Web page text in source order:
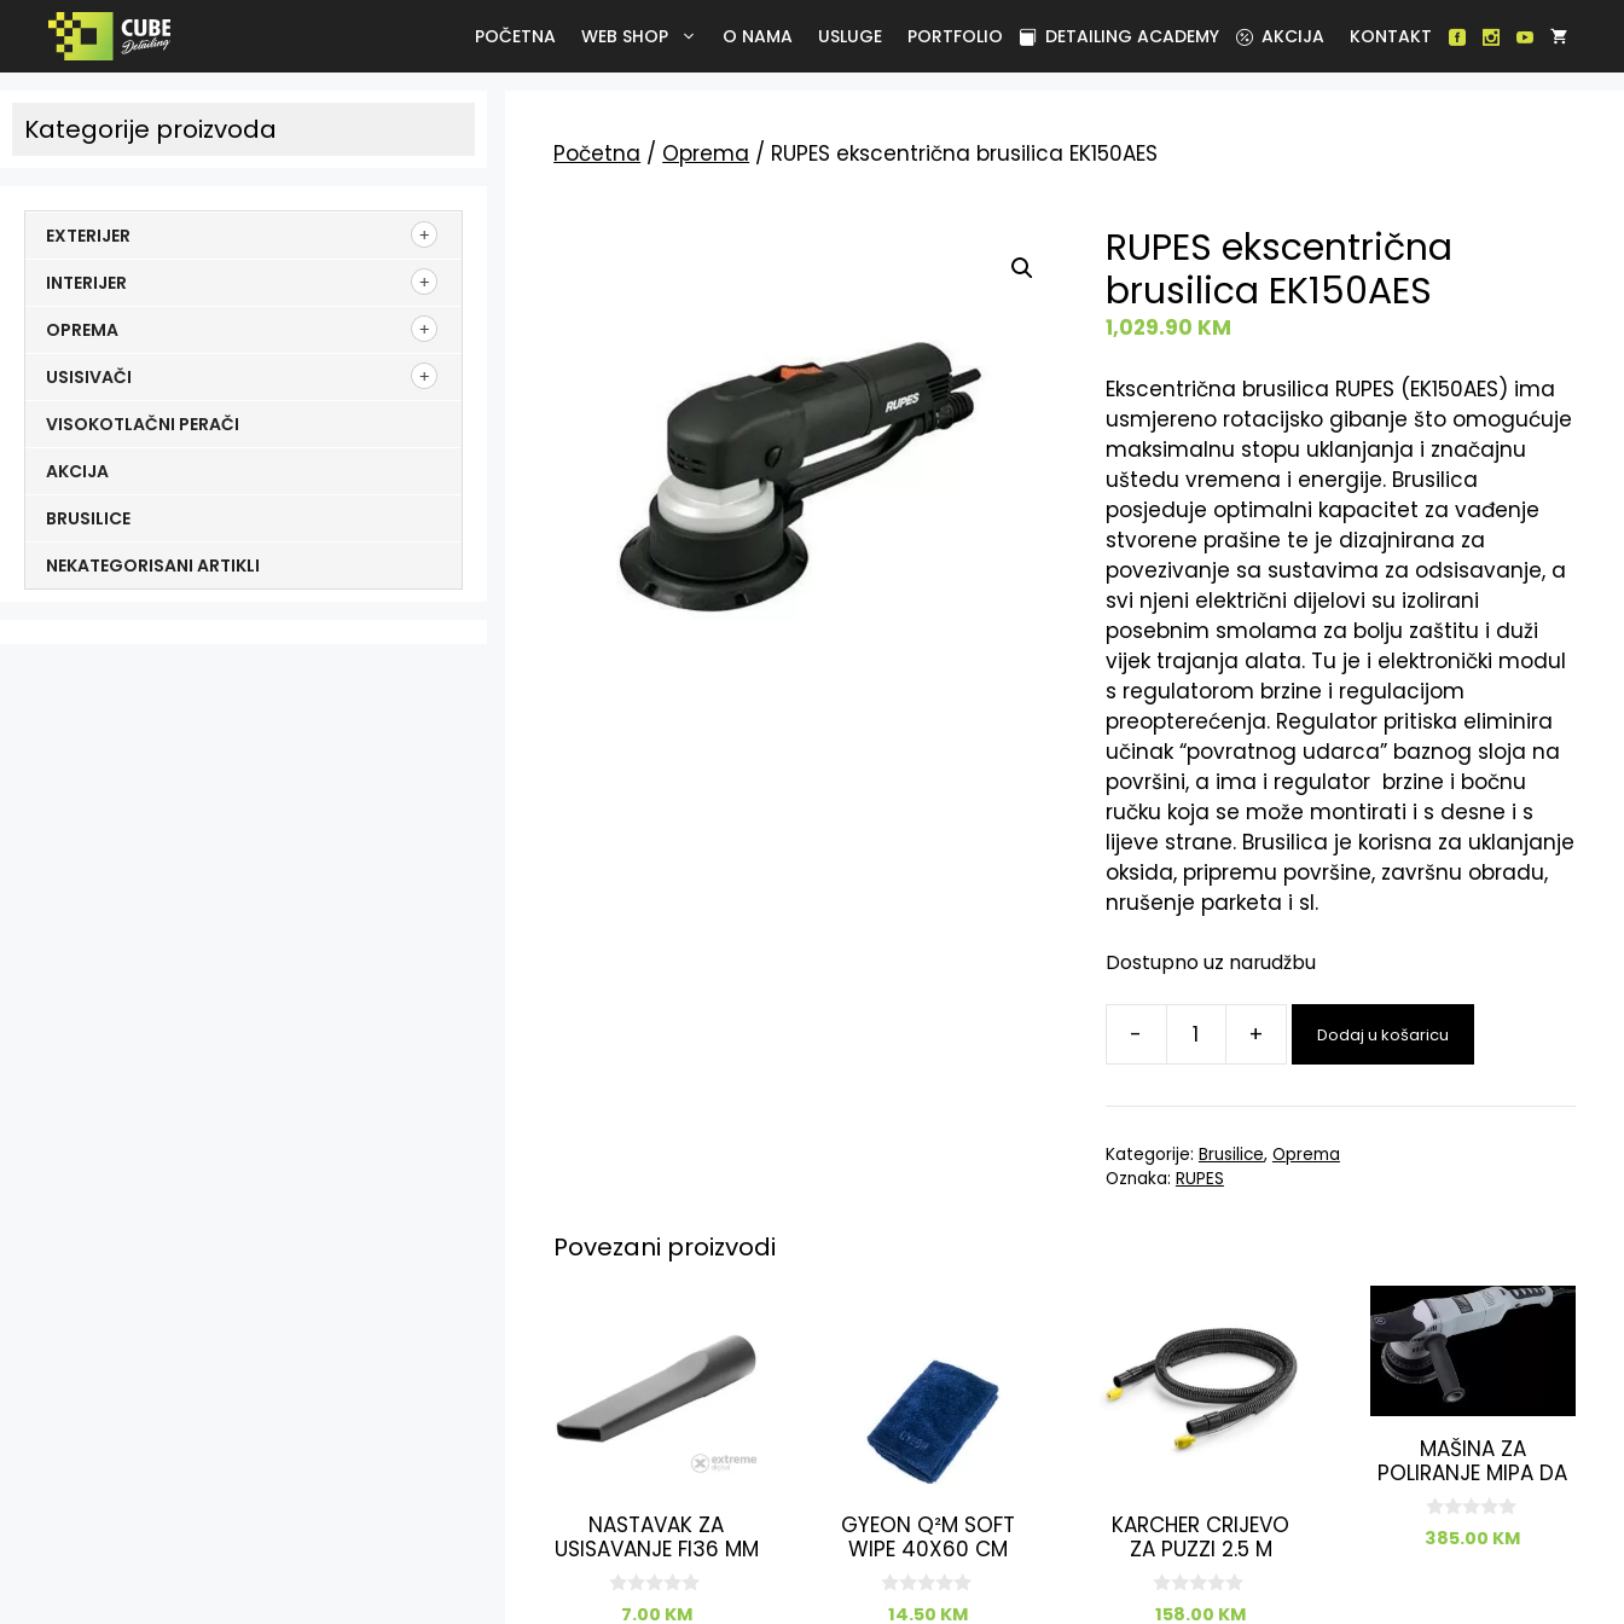
POČETNA WEB SHOP O NAMA USLUGE PORTFOLIO DETAILING ACADEMY AKCIJA KONTAKT
Početna / Oprema / RUPES ekscentrična brusilica EK150AES
RUPES ekscentrična
brusilica EK150AES
1,029.90 KM
Ekscentrična brusilica RUPES (EK150AES) ima
usmjereno rotacijsko gibanje što omogućuje
maksimalnu stopu uklanjanja i značajnu
uštedu vremena i energije. Brusilica
posjeduje optimalni kapacitet za vađenje
stvorene prašine te je dizajnirana za
povezivanje sa sustavima za odsisavanje, a
svi njeni električni dijelovi su izolirani
posebnim smolama za bolju zaštitu i duži
vijek trajanja alata. Tu je i elektronički modul
s regulatorom brzine i regulacijom
preopterećenja. Regulator pritiska eliminira
učinak “povratnog udarca” baznog sloja na
površini, a ima i regulator brzine i bočnu
ručku koja se može montirati i s desne i s
lijeve strane. Brusilica je korisna za uklanjanje
oksida, pripremu površine, završnu obradu,
nrušenje parketa i sl.
Dostupno uz narudžbu
- + Dodaj u košaricu
Kategorije: Brusilice, Oprema
Oznaka: RUPES
Povezani proizvodi
NASTAVAK ZA
USISAVANJE FI36 MM
7.00 KM
GYEON Q²M SOFT
WIPE 40X60 CM
014.50 KM
KARCHER CRIJEVO
ZA PUZZI 2.5 M
0
158.00 KM
MAŠINA ZA
POLIRANJE MIPA DA
0
o
385.00 KM
Kategorije proizvoda
EXTERIJER
INTERIJER
OPREMA
USISIVAČI
VISOKOTLAČNI PERAČI
AKCIJA
BRUSILICE
NEKATEGORISANI ARTIKLI